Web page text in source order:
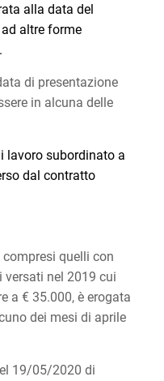
alla data del
altre forme
di presentazione
in alcuna delle
lavoro subordinato a
dal contratto
compresi quelli con
nel 2019 cui
a € 35.000, è erogata
dei mesi di aprile
19/05/2020 di